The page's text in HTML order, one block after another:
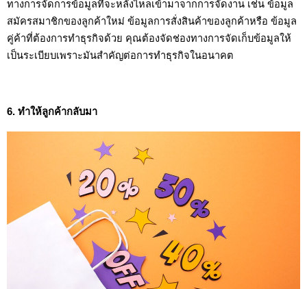
ทางการจัดการข้อมูลที่จะหลั่งไหลเข้ามาจากการจัดงาน เช่น ข้อมูล
สมัครสมาชิกของลูกค้าใหม่ ข้อมูลการสั่งสินค้าของลูกค้าหรือ ข้อมูล
คู่ค้าที่ต้องการทำธุรกิจด้วย คุณต้องจัดช่องทางการจัดเก็บข้อมูลให้
เป็นระเบียบเพราะมันสำคัญต่อการทำธุรกิจในอนาคต
6. ทำให้ลูกค้ากลับมา